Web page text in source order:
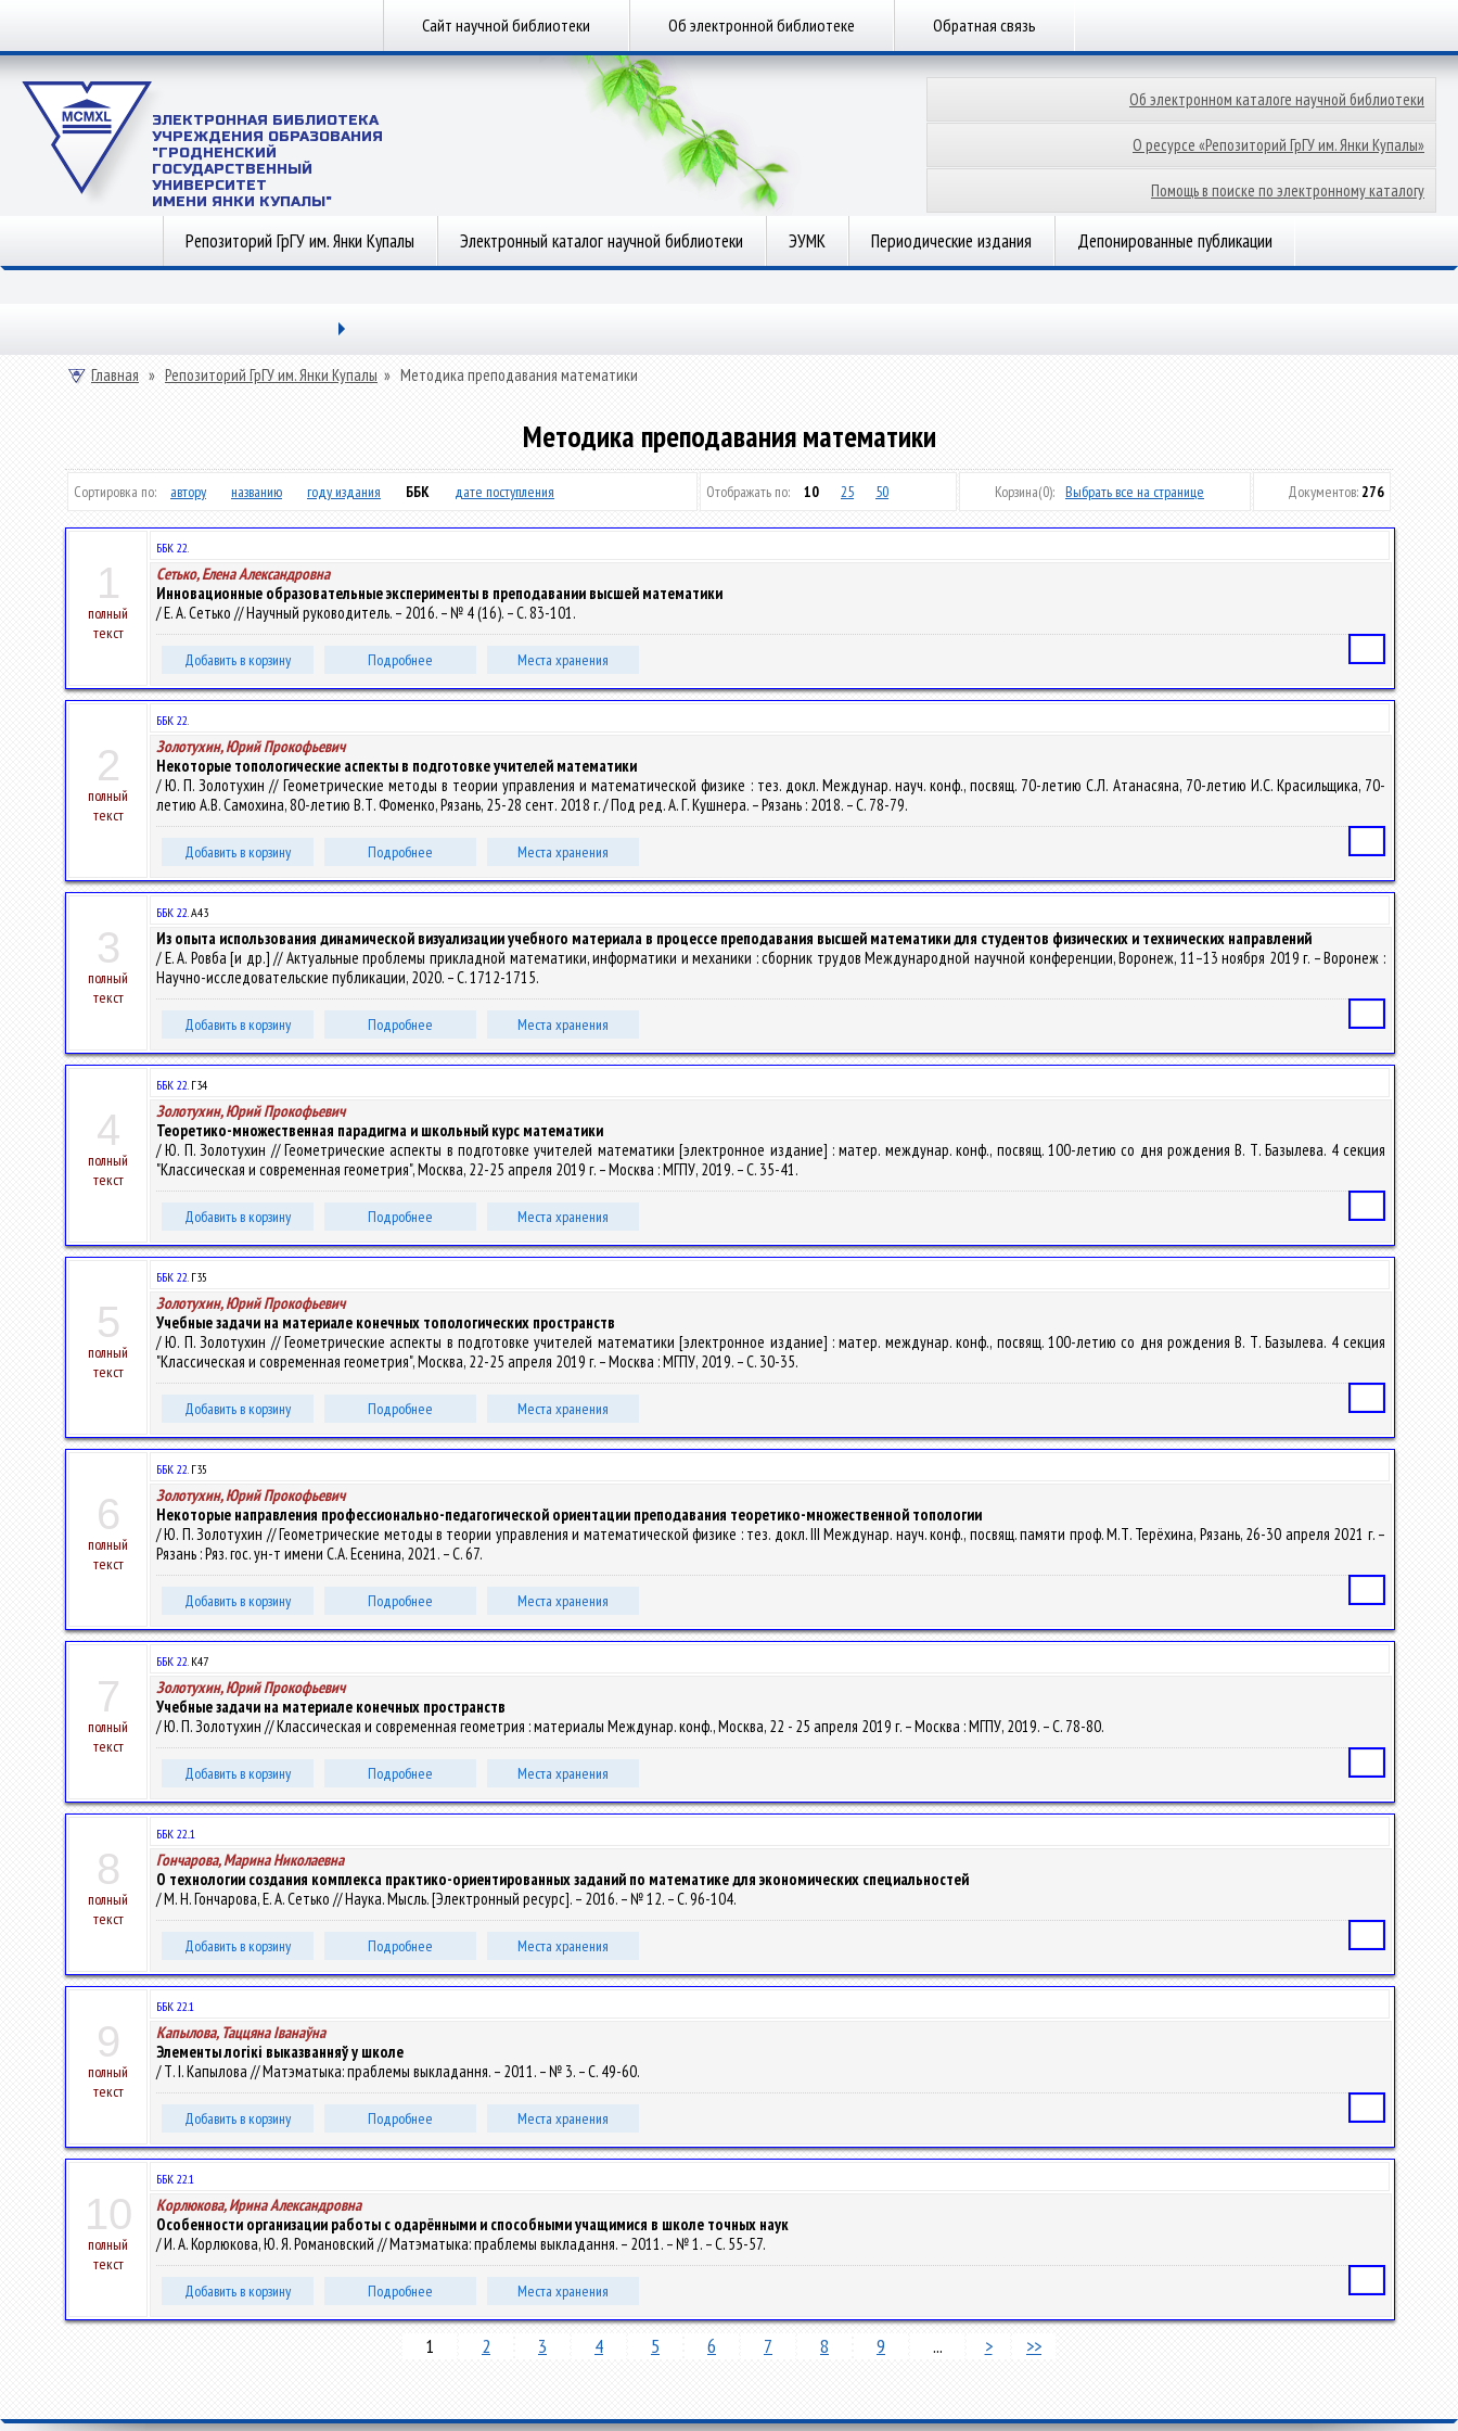
Сайт научной библиотеки Об электронной библиотеке Обратная связь
ЭЛЕКТРОННАЯ БИБЛИОТЕКА
УЧРЕЖДЕНИЯ ОБРАЗОВАНИЯ
"ГРОДНЕНСКИЙ
ГОСУДАРСТВЕННЫЙ
УНИВЕРСИТЕТ
ИМЕНИ ЯНКИ КУПАЛЫ"
Об электронном каталоге научной библиотеки
О ресурсе «Репозиторий ГрГУ им. Янки Купалы»
Помощь в поиске по электронному каталогу
Репозиторий ГрГУ им. Янки Купалы Электронный каталог научной библиотеки ЭУМК Периодические издания Депонированные публикации
Главная » Репозиторий ГрГУ им. Янки Купалы » Методика преподавания математики
Методика преподавания математики
Сортировка по: автору названию году издания ББК дате поступления Отображать по: 10 25 50 Корзина(0): Выбрать все на странице Документов: 276
1
полный
текст
ББК 22.
Сетько, Елена Александровна
Инновационные образовательные эксперименты в преподавании высшей математики
/ Е. А. Сетько // Научный руководитель. – 2016. – № 4 (16). – С. 83-101.
Добавить в корзину Подробнее Места хранения
2
полный
текст
ББК 22.
Золотухин, Юрий Прокофьевич
Некоторые топологические аспекты в подготовке учителей математики
/ Ю. П. Золотухин // Геометрические методы в теории управления и математической физике : тез. докл. Междунар. науч. конф., посвящ. 70-летию С.Л. Атанасяна, 70-летию И.С. Красильщика, 70-
летию А.В. Самохина, 80-летию В.Т. Фоменко, Рязань, 25-28 сент. 2018 г. / Под ред. А. Г. Кушнера. – Рязань : 2018. – С. 78-79.
Добавить в корзину Подробнее Места хранения
3
полный
текст
ББК 22.А43
Из опыта использования динамической визуализации учебного материала в процессе преподавания высшей математики для студентов физических и технических направлений
/ Е. А. Ровба [и др.] // Актуальные проблемы прикладной математики, информатики и механики : сборник трудов Международной научной конференции, Воронеж, 11–13 ноября 2019 г. – Воронеж :
Научно-исследовательские публикации, 2020. – С. 1712-1715.
Добавить в корзину Подробнее Места хранения
4
полный
текст
ББК 22.Г34
Золотухин, Юрий Прокофьевич
Теоретико-множественная парадигма и школьный курс математики
/ Ю. П. Золотухин // Геометрические аспекты в подготовке учителей математики [электронное издание] : матер. междунар. конф., посвящ. 100-летию со дня рождения В. Т. Базылева. 4 секция
"Классическая и современная геометрия", Москва, 22-25 апреля 2019 г. – Москва : МГПУ, 2019. – С. 35-41.
Добавить в корзину Подробнее Места хранения
5
полный
текст
ББК 22.Г35
Золотухин, Юрий Прокофьевич
Учебные задачи на материале конечных топологических пространств
/ Ю. П. Золотухин // Геометрические аспекты в подготовке учителей математики [электронное издание] : матер. междунар. конф., посвящ. 100-летию со дня рождения В. Т. Базылева. 4 секция
"Классическая и современная геометрия", Москва, 22-25 апреля 2019 г. – Москва : МГПУ, 2019. – С. 30-35.
Добавить в корзину Подробнее Места хранения
6
полный
текст
ББК 22.Г35
Золотухин, Юрий Прокофьевич
Некоторые направления профессионально-педагогической ориентации преподавания теоретико-множественной топологии
/ Ю. П. Золотухин // Геометрические методы в теории управления и математической физике : тез. докл. III Междунар. науч. конф., посвящ. памяти проф. М.Т. Терёхина, Рязань, 26-30 апреля 2021 г. –
Рязань : Ряз. гос. ун-т имени С.А. Есенина, 2021. – С. 67.
Добавить в корзину Подробнее Места хранения
7
полный
текст
ББК 22.К47
Золотухин, Юрий Прокофьевич
Учебные задачи на материале конечных пространств
/ Ю. П. Золотухин // Классическая и современная геометрия : материалы Междунар. конф., Москва, 22 - 25 апреля 2019 г. – Москва : МГПУ, 2019. – С. 78-80.
Добавить в корзину Подробнее Места хранения
8
полный
текст
ББК 22..1
Гончарова, Марина Николаевна
О технологии создания комплекса практико-ориентированных заданий по математике для экономических специальностей
/ М. Н. Гончарова, Е. А. Сетько // Наука. Мысль. [Электронный ресурс]. – 2016. – № 12. – С. 96-104.
Добавить в корзину Подробнее Места хранения
9
полный
текст
ББК 22.1
Капылова, Таццяна Iванаўна
Элементы логікі выказванняў у школе
/ Т. I. Капылова // Матэматыка: праблемы выкладання. – 2011. – № 3. – С. 49-60.
Добавить в корзину Подробнее Места хранения
10
полный
текст
ББК 22.1
Корлюкова, Ирина Александровна
Особенности организации работы с одарёнными и способными учащимися в школе точных наук
/ И. А. Корлюкова, Ю. Я. Романовский // Матэматыка: праблемы выкладання. – 2011. – № 1. – С. 55-57.
Добавить в корзину Подробнее Места хранения
1 2 3 4 5 6 7 8 9 ... > >>